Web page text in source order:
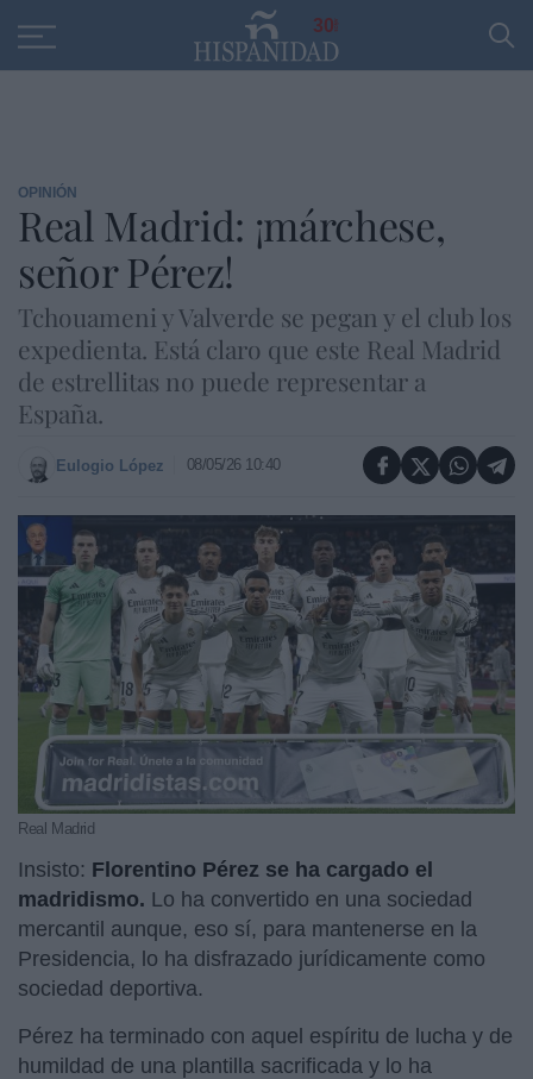
30
OPINIÓN
Real Madrid: ¡márchese,
señor Pérez!
Tchouameni y Valverde se pegan y el club los
expedienta. Está claro que este Real Madrid
de estrellitas no puede representar a
España.
Eulogio López 08/05/26 10:40
Real Madrid
Insisto: Florentino Pérez se ha cargado el
madridismo. Lo ha convertido en una sociedad
mercantil aunque, eso sí, para mantenerse en la
Presidencia, lo ha disfrazado jurídicamente como
sociedad deportiva.
Pérez ha terminado con aquel espíritu de lucha y de
humildad de una plantilla sacrificada y lo ha